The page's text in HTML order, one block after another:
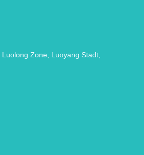
Zone, Luoyang Stadt,